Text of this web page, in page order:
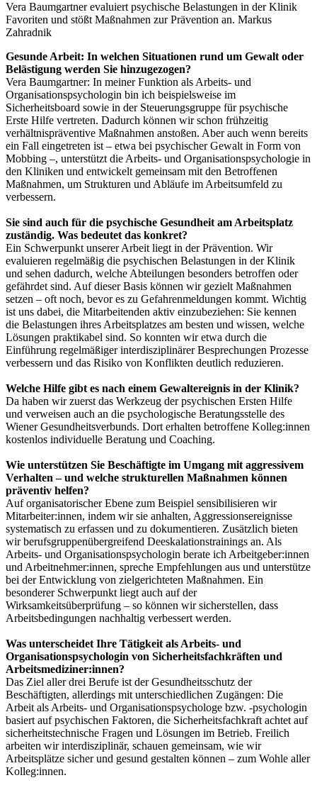
Vera Baumgartner evaluiert psychische Belastungen in der Klinik
Favoriten und stößt Maßnahmen zur Prävention an. Markus
Zahradnik
Gesunde Arbeit: In welchen Situationen rund um Gewalt oder
Belästigung werden Sie hinzugezogen?
Vera Baumgartner: In meiner Funktion als Arbeits- und
Organisationspsychologin bin ich beispielsweise im
Sicherheitsboard sowie in der Steuerungsgruppe für psychische
Erste Hilfe vertreten. Dadurch können wir schon frühzeitig
verhältnispräventive Maßnahmen anstoßen. Aber auch wenn bereits
ein Fall eingetreten ist – etwa bei psychischer Gewalt in Form von
Mobbing –, unterstützt die Arbeits- und Organisationspsychologie in
den Kliniken und entwickelt gemeinsam mit den Betroffenen
Maßnahmen, um Strukturen und Abläufe im Arbeitsumfeld zu
verbessern.
Sie sind auch für die psychische Gesundheit am Arbeitsplatz
zuständig. Was bedeutet das konkret?
Ein Schwerpunkt unserer Arbeit liegt in der Prävention. Wir
evaluieren regelmäßig die psychischen Belastungen in der Klinik
und sehen dadurch, welche Abteilungen besonders betroffen oder
gefährdet sind. Auf dieser Basis können wir gezielt Maßnahmen
setzen – oft noch, bevor es zu Gefahrenmeldungen kommt. Wichtig
ist uns dabei, die Mitarbeitenden aktiv einzubeziehen: Sie kennen
die Belastungen ihres Arbeitsplatzes am besten und wissen, welche
Lösungen praktikabel sind. So konnten wir etwa durch die
Einführung regelmäßiger interdisziplinärer Besprechungen Prozesse
verbessern und das Risiko von Konflikten deutlich reduzieren.
Welche Hilfe gibt es nach einem Gewaltereignis in der Klinik?
Da haben wir zuerst das Werkzeug der psychischen Ersten Hilfe
und verweisen auch an die psychologische Beratungsstelle des
Wiener Gesundheitsverbunds. Dort erhalten betroffene Kolleg:innen
kostenlos individuelle Beratung und Coaching.
Wie unterstützen Sie Beschäftigte im Umgang mit aggressivem
Verhalten – und welche strukturellen Maßnahmen können
präventiv helfen?
Auf organisatorischer Ebene zum Beispiel sensibilisieren wir
Mitarbeiter:innen, indem wir sie anhalten, Aggressionsereignisse
systematisch zu erfassen und zu dokumentieren. Zusätzlich bieten
wir berufsgruppenübergreifend Deeskalationstrainings an. Als
Arbeits- und Organisationspsychologin berate ich Arbeitgeber:innen
und Arbeitnehmer:innen, spreche Empfehlungen aus und unterstütze
bei der Entwicklung von zielgerichteten Maßnahmen. Ein
besonderer Schwerpunkt liegt auch auf der
Wirksamkeitsüberprüfung – so können wir sicherstellen, dass
Arbeitsbedingungen nachhaltig verbessert werden.
Was unterscheidet Ihre Tätigkeit als Arbeits- und
Organisationspsychologin von Sicherheitsfachkräften und
Arbeitsmediziner:innen?
Das Ziel aller drei Berufe ist der Gesundheitsschutz der
Beschäftigten, allerdings mit unterschiedlichen Zugängen: Die
Arbeit als Arbeits- und Organisationspsychologe bzw. -psychologin
basiert auf psychischen Faktoren, die Sicherheitsfachkraft achtet auf
sicherheitstechnische Fragen und Lösungen im Betrieb. Freilich
arbeiten wir interdisziplinär, schauen gemeinsam, wie wir
Arbeitsplätze sicher und gesund gestalten können – zum Wohle aller
Kolleg:innen.